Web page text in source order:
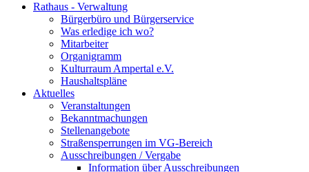
Rathaus - Verwaltung
Bürgerbüro und Bürgerservice
Was erledige ich wo?
Mitarbeiter
Organigramm
Kulturraum Ampertal e.V.
Haushaltspläne
Aktuelles
Veranstaltungen
Bekanntmachungen
Stellenangebote
Straßensperrungen im VG-Bereich
Ausschreibungen / Vergabe
Information über Ausschreibungen